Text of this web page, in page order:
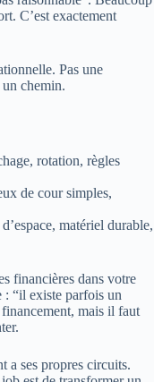
C’est exactement
Pas une
chemin.
rotation, règles
de cour simples,
matériel durable,
financières dans votre
: “il existe parfois un
mais il faut
a ses propres circuits.